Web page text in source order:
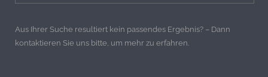
Aus Ihrer Suche resultiert kein passendes Ergebnis? – Dann
kontaktieren Sie uns bitte, um mehr zu erfahren.